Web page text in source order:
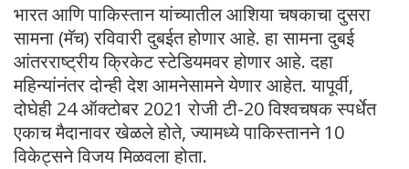
भारत आणि पाकिस्तान यांच्यातील आशिया चषकाचा दुसरा
सामना (मॅच) रविवारी दुबईत होणार आहे. हा सामना दुबई
आंतरराष्ट्रीय क्रिकेट स्टेडियमवर होणार आहे. दहा
महिन्यांनंतर दोन्ही देश आमनेसामने येणार आहेत. यापूर्वी,
दोघेही 24 ऑक्टोबर 2021 रोजी टी-20 विश्वचषक स्पर्धेत
एकाच मैदानावर खेळले होते, ज्यामध्ये पाकिस्तानने 10
विकेट्सने विजय मिळवला होता.